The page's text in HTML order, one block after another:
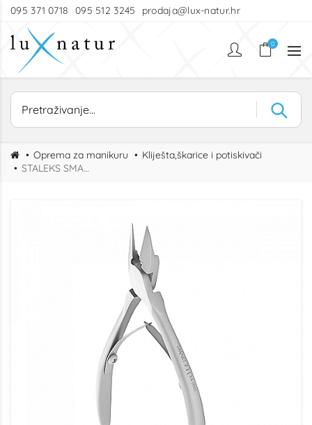
095 371 0718 095 512 3245 prodaja@lux-natur.hr
0
Oprema za manikuru
Kliješta,škarice i potiskivači
STALEKS SMART PRO 71 – Kliješta za urasle nokte 14 mm